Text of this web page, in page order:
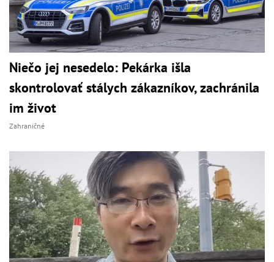
Niečo jej nesedelo: Pekárka išla
skontrolovať stálych zákazníkov, zachránila
im život
Zahraničné